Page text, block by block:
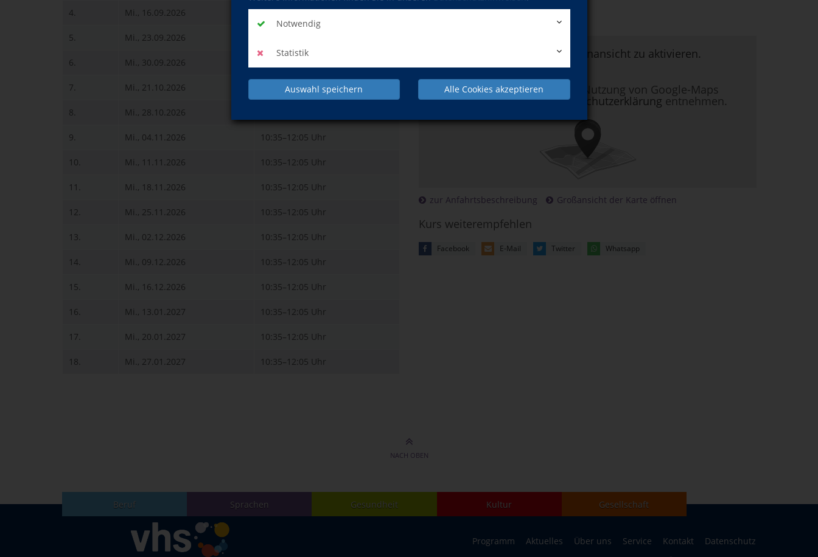
Notwendig
Statistik
Auswahl speichern Alle Cookies akzeptieren
Hier klicken, um Kartenansicht zu aktivieren.
Mehr Informationen zur Nutzung von Google-Maps
können Sie unsererDatenschutzerklärung entnehmen.
zur Anfahrtsbeschreibung Großansicht der Karte öffnen
Kurs weiterempfehlen
Facebook E-Mail Twitter Whatsapp
4. Mi., 16.09.2026 10:35–12:05 Uhr
5. Mi., 23.09.2026
6. Mi., 30.09.2026
7. Mi., 21.10.2026 10:35–12:05 Uhr
8. Mi., 28.10.2026
9. Mi., 04.11.2026 10:35–12:05 Uhr
10. Mi., 11.11.2026 10:35–12:05 Uhr
11. Mi., 18.11.2026 10:35–12:05 Uhr
12. Mi., 25.11.2026 10:35–12:05 Uhr
13. Mi., 02.12.2026 10:35–12:05 Uhr
14. Mi., 09.12.2026 10:35–12:05 Uhr
15. Mi., 16.12.2026 10:35–12:05 Uhr
16. Mi., 13.01.2027 10:35–12:05 Uhr
17. Mi., 20.01.2027 10:35–12:05 Uhr
18. Mi., 27.01.2027 10:35–12:05 Uhr
NACH OBEN
Beruf Sprachen Gesundheit Kultur Gesellschaft
Programm Aktuelles Über uns Service Kontakt Datenschutz